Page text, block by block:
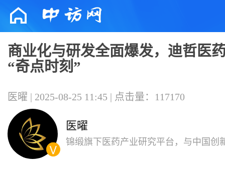
商业化与研发全面爆发，迪哲医
“奇点时刻”
医曜 | 2025-08-25 11:45 | 点击量：117170
医曜
锦缎旗下医药产业研究平台，与中国创